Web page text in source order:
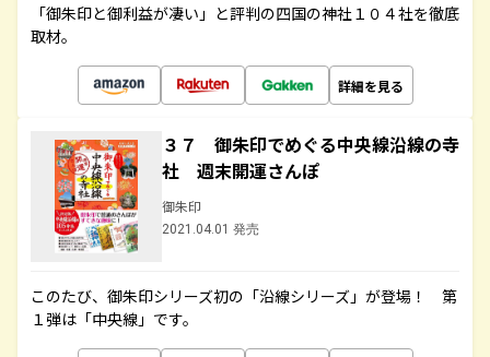
「御朱印と御利益が凄い」と評判の四国の神社１０４社を徹底
取材。
詳細を見る
３７ 御朱印でめぐる中央線沿線の寺
社 週末開運さんぽ
御朱印
2021.04.01 発売
このたび、御朱印シリーズ初の「沿線シリーズ」が登場！ 第
１弾は「中央線」です。